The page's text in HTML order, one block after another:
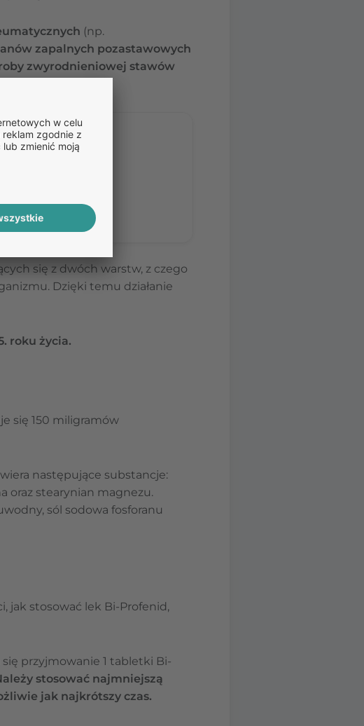
(np.
zapalnych pozastawowych
zwyrodnieniowej stawów
się z dwóch warstw, z czego
Dzięki temu działanie
roku życia.
się 150 miligramów
następujące substancje:
oraz stearynian magnezu.
sól sodowa fosforanu
jak stosować lek Bi-Profenid,
się przyjmowanie 1 tabletki Bi-
stosować najmniejszą
jak najkrótszy czas.